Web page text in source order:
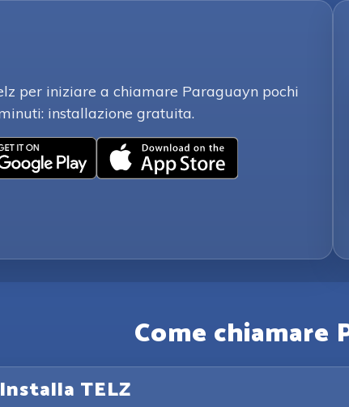
per iniziare a chiamare Paraguayn pochi
installazione gratuita.
Come chiamare
TELZ